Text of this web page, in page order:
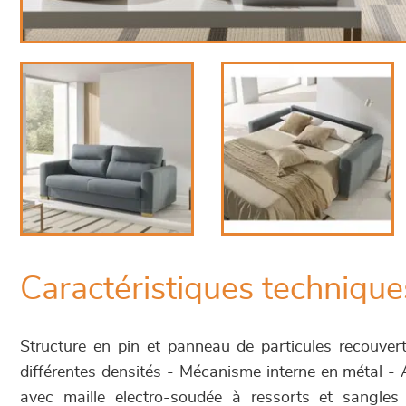
Caractéristiques
Structure en pin et panneau de particules
différentes densités - Mécanisme interne en métal -
avec maille electro-soudée à ressorts et